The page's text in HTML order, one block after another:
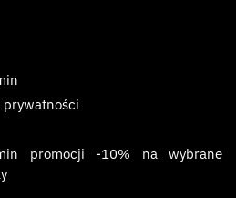
prywatności
promocji -10% na wybrane